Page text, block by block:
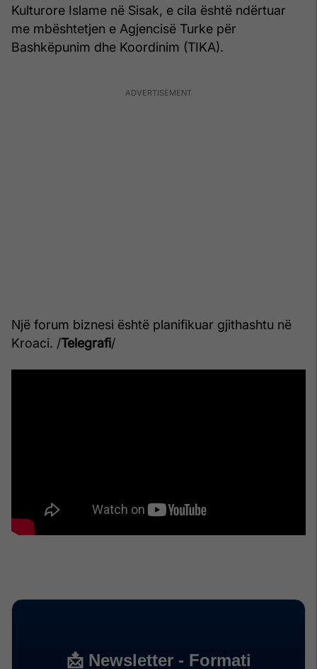
Kulturore Islame në Sisak, e cila është ndërtuar
me mbështetjen e Agjencisë Turke për
Bashkëpunim dhe Koordinim (TIKA).
Një forum biznesi është planifikuar gjithashtu në
Kroaci. /Telegrafi/